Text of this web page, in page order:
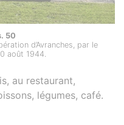
50
d’Avranches, par le
août 1944.
au restaurant,
légumes, café.